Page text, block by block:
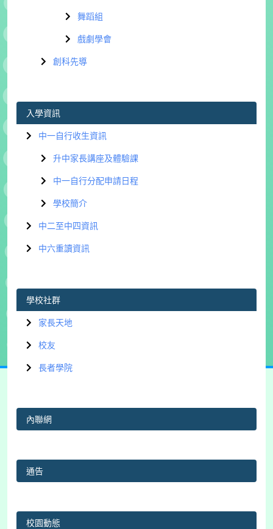
舞蹈組
戲劇學會
創科先導
入學資訊
中一自行收生資訊
升中家長講座及體驗課
中一自行分配申請日程
學校簡介
中二至中四資訊
中六重讀資訊
學校社群
家長天地
校友
長者學院
內聯網
通告
校園動態